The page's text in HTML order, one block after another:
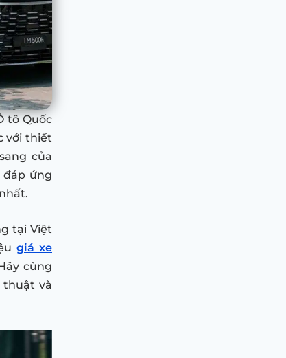
tô Quốc
với thiết
của
đáp ứng
tại Việt
giá xe
cùng
thuật và